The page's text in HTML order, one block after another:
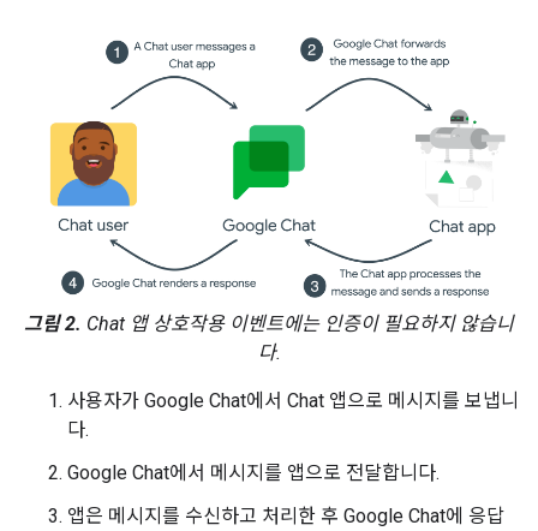
그림 2. Chat 앱 상호작용 이벤트에는 인증이 필요하지 않습니
다.
사용자가 Google Chat에서 Chat 앱으로 메시지를 보냅니
다.
Google Chat에서 메시지를 앱으로 전달합니다.
앱은 메시지를 수신하고 처리한 후 Google Chat에 응답